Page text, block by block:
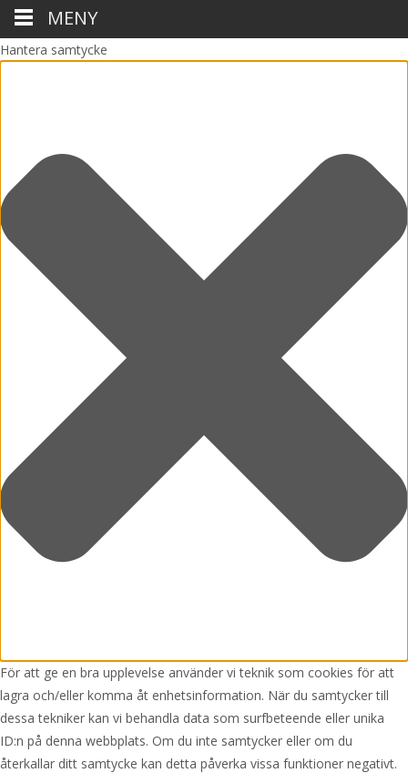
Hantera samtycke
För att ge en bra upplevelse använder vi teknik som cookies för att
lagra och/eller komma åt enhetsinformation. När du samtycker till
dessa tekniker kan vi behandla data som surfbeteende eller unika
ID:n på denna webbplats. Om du inte samtycker eller om du
återkallar ditt samtycke kan detta påverka vissa funktioner negativt.
MENY